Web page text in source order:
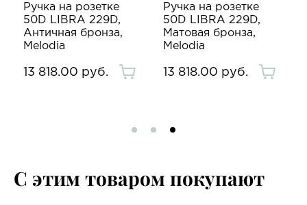
Ручка на розетке
50D LIBRA 229D,
Античная бронза,
Melodia
13 818.00 руб.
Ручка на розетке
50D LIBRA 229D,
Матовая бронза,
Melodia
13 818.00 руб.
С этим товаром покупают